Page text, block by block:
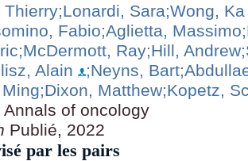
Thierry;Lonardi, Sara;Wong,
Fabio;Aglietta, Massimo
;McDermott, Ray;Hill, Andrew
Alain ;Neyns, Bart
;Dixon, Matthew;Kopetz,
Annals of oncology
Publié, 2022
par les pairs